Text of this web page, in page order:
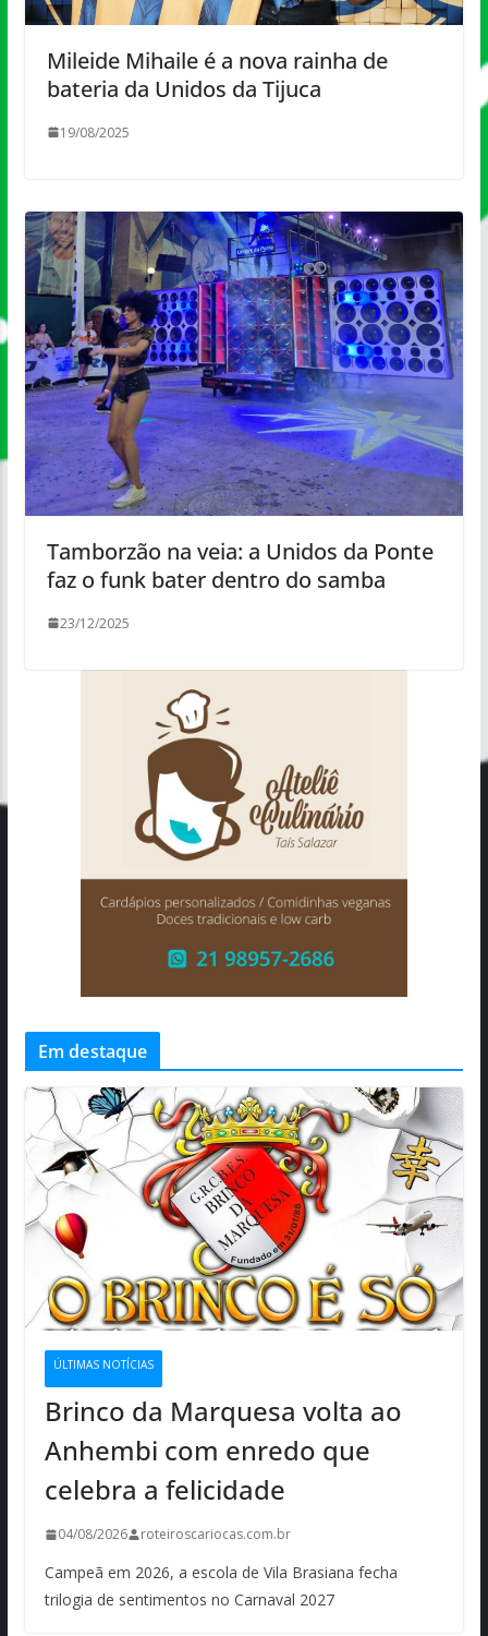
Mileide Mihaile é a nova rainha de
bateria da Unidos da Tijuca
19/08/2025
Tamborzão na veia: a Unidos da Ponte
faz o funk bater dentro do samba
23/12/2025
Em destaque
ÚLTIMAS NOTÍCIAS
Brinco da Marquesa volta ao
Anhembi com enredo que
celebra a felicidade
04/08/2026 roteiroscariocas.com.br
Campeã em 2026, a escola de Vila Brasiana fecha
trilogia de sentimentos no Carnaval 2027